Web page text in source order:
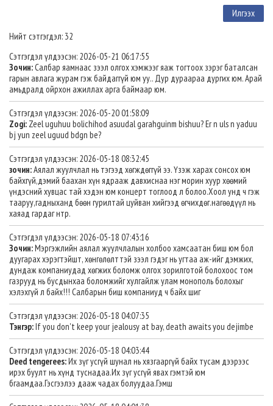
Нийт сэтгэгдэл: 32
Сэтгэгдэл үлдээсэн: 2026-05-21 06:17:55
Зочин:Салбар яамнаас зээл олгох хэмжээг яаж тогтоох зэрэг баталсан
гарын авлага журам гэж байдаггүй юм уу.. Дур дураараа дургих юм. Арай
амьдралд ойрхон ажиллах арга баймаар юм.
Сэтгэгдэл үлдээсэн: 2026-05-20 01:58:09
Zogi: Zeel uguhuu bolichihod asuudal garahguinm bishuu? Er n uls n yaduu
bj yun zeel uguud bdgn be?
Сэтгэгдэл үлдээсэн: 2026-05-18 08:32:45
зочин:Аялал жуулчлал нь тэгээд хөгждөггүй ээ. Үзэж харах сонсох юм
байхгүй,дэмий баахан хүн ядрааж давхиснаа нэг морин хуур хөөмий
үндэсний хувцас тай хэдэн юм концерт тоглоод л болоо.Хоол унд ч гэж
тааруу,гадныханд бөөн гурилтай цуйван хийгээд өгчихдөг.нагөөдүүл нь
хаяад гардаг нтр.
Сэтгэгдэл үлдээсэн: 2026-05-18 07:43:16
Зочин:Мэргэжлийн аялал жуулчлалын холбоо хамсаатан биш юм бол
дуугарах хэрэгтэйшт, хөнгөлөлттэй зээл гэдэг нь угтаа аж-ийг дэмжих,
дундаж компаниудад хөгжих боломж олгох зорилготой болохоос том
газрууд нь бусдынхаа боломжийг хулгайлж улам монополь болохыг
хэлэхгүй л байх!!! Салбарын биш компаниуд ч байх шиг
Сэтгэгдэл үлдээсэн: 2026-05-18 04:07:35
Тэнгэр:If you don't keep your jealousy at bay, death awaits you dejimbe
Сэтгэгдэл үлдээсэн: 2026-05-18 04:03:44
Deed tengerees:Их зүг усгүй шунал нь хязгааргүй байх тусам дээрээс
ирэх буулт нь хүнд туснадаа.Их зүг усгүй явах гэмтэй юм
бгаамдаа.Гэсгээлээ дааж чадах болуудаа.Гэмш